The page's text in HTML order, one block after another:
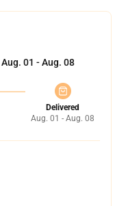
Aug. 01 - Aug. 08
Delivered
Aug. 01 - Aug. 08